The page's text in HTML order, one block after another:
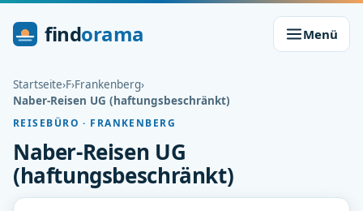
findorama Menü
Startseite›F›Frankenberg›
Naber-Reisen UG (haftungsbeschränkt)
REISEBÜRO · FRANKENBERG
Naber-Reisen UG
(haftungsbeschränkt)